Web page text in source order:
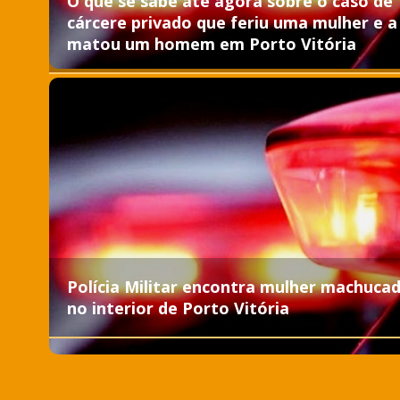
cárcere privado que feriu uma mulher e a
matou um homem em Porto Vitória
Polícia Militar encontra mulher
no interior de Porto Vitória